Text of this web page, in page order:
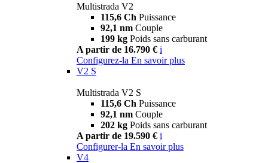
Multistrada V2
115,6 Ch Puissance
92,1 nm Couple
199 kg Poids sans carburant
A partir de 16.790 € i
Configurez-la En savoir plus
V2 S
Multistrada V2 S
115,6 Ch Puissance
92,1 nm Couple
202 kg Poids sans carburant
A partir de 19.590 € i
Configurer-la En savoir plus
V4